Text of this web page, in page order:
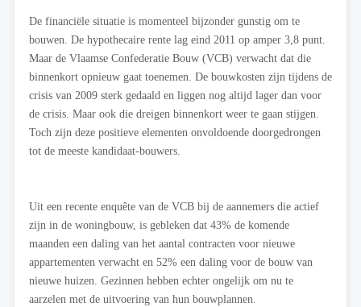
De financiële situatie is momenteel bijzonder gunstig om te
bouwen. De hypothecaire rente lag eind 2011 op amper 3,8 punt.
Maar de Vlaamse Confederatie Bouw (VCB) verwacht dat die
binnenkort opnieuw gaat toenemen. De bouwkosten zijn tijdens de
crisis van 2009 sterk gedaald en liggen nog altijd lager dan voor
de crisis. Maar ook die dreigen binnenkort weer te gaan stijgen.
Toch zijn deze positieve elementen onvoldoende doorgedrongen
tot de meeste kandidaat-bouwers.
Uit een recente enquête van de VCB bij de aannemers die actief
zijn in de woningbouw, is gebleken dat 43% de komende
maanden een daling van het aantal contracten voor nieuwe
appartementen verwacht en 52% een daling voor de bouw van
nieuwe huizen. Gezinnen hebben echter ongelijk om nu te
aarzelen met de uitvoering van hun bouwplannen.